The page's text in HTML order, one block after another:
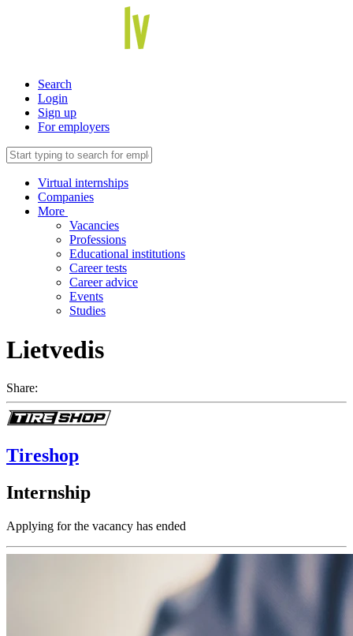
Search
Login
Sign up
For employers
Virtual internships
Companies
More
Vacancies
Professions
Educational institutions
Career tests
Career advice
Events
Studies
Lietvedis
Share:
Tireshop
Internship
Applying for the vacancy has ended